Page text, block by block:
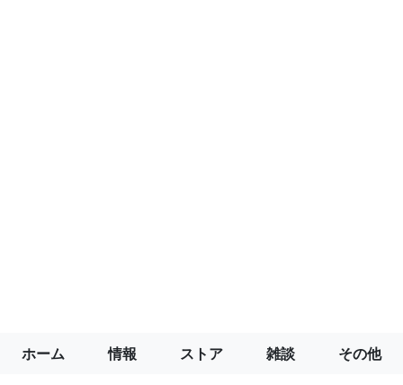
ホーム 情報 ストア 雑談 その他